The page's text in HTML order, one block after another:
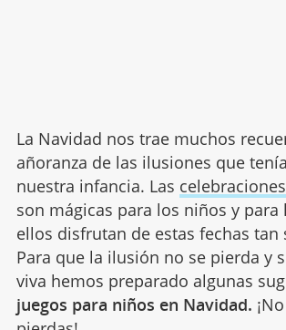
La Navidad nos trae muchos
añoranza de las ilusiones que
nuestra infancia. Las
son mágicas para los niños y para
ellos disfrutan de estas fechas tan
Para que la ilusión no se pierda y
viva hemos preparado algunas
juegos para niños en Navidad.